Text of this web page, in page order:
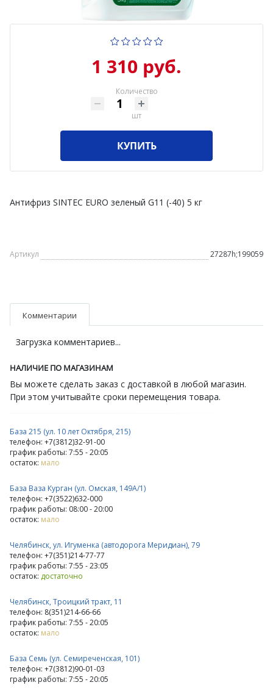
1 310 руб.
Количество
шт
КУПИТЬ
Антифриз SINTEC EURO зеленый G11 (-40) 5 кг
Артикул 27287h;199059
Комментарии
Загрузка комментариев...
НАЛИЧИЕ ПО МАГАЗИНАМ
Вы можете сделать заказ с доставкой в любой магазин.
При этом учитывайте сроки перемещения товара.
База 215 (ул. 10 лет Октября, 215)
телефон: +7(3812)32-91-00
график работы: 7:55 - 20:05
остаток: мало
База Ваза Курган (ул. Омская, 149А/1)
телефон: +7(3522)632-000
график работы: 08:00 - 20:00
остаток: мало
Челябинск, ул. Игуменка (автодорога Меридиан), 79
телефон: +7(351)214-77-77
график работы: 7:55 - 23:05
остаток: достаточно
Челябинск, Троицкий тракт, 11
телефон: 8(351)214-66-66
график работы: 7:55 - 20:05
остаток: мало
База Семь (ул. Семиреченская, 101)
телефон: +7(3812)90-01-03
график работы: 7:55 - 20:05